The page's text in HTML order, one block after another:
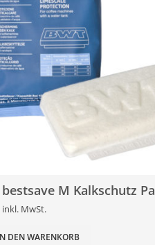
bestsave M Kalk­schutz
inkl. MwSt.
DEN WARENKORB